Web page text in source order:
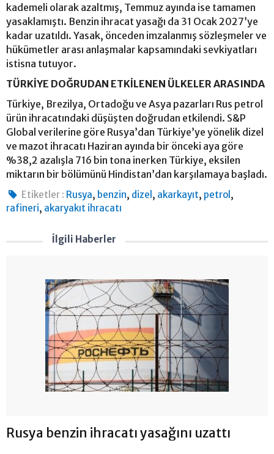
kademeli olarak azaltmış, Temmuz ayında ise tamamen
yasaklamıştı. Benzin ihracat yasağı da 31 Ocak 2027’ye
kadar uzatıldı. Yasak, önceden imzalanmış sözleşmeler ve
hükümetler arası anlaşmalar kapsamındaki sevkiyatları
istisna tutuyor.
TÜRKİYE DOĞRUDAN ETKİLENEN ÜLKELER ARASINDA
Türkiye, Brezilya, Ortadoğu ve Asya pazarları Rus petrol
ürün ihracatındaki düşüşten doğrudan etkilendi. S&P
Global verilerine göre Rusya’dan Türkiye’ye yönelik dizel
ve mazot ihracatı Haziran ayında bir önceki aya göre
%38,2 azalışla 716 bin tona inerken Türkiye, eksilen
miktarın bir bölümünü Hindistan’dan karşılamaya başladı.
Etiketler : Rusya, benzin, dizel , akarkayıt, petrol ,
rafineri, akaryakıt ihracatı
İlgili Haberler
Rusya benzin ihracatı yasağını uzattı